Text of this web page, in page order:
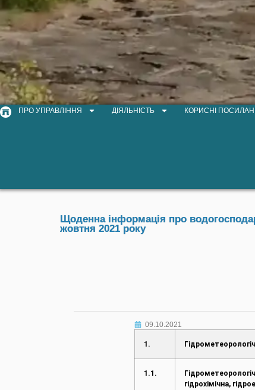
ПРО УПРАВЛІННЯ ДІЯЛЬНІСТЬ КОРИСНІ
Щоденна інформація про
жовтня 2021 року
09.10.2021
1.
1.1.
гідрохімічна,